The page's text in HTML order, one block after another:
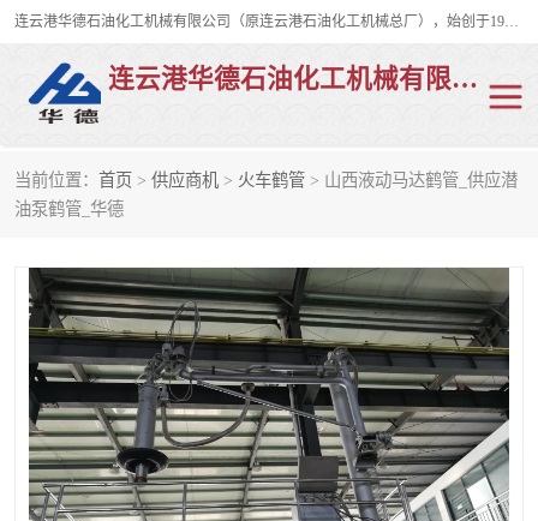
连云港华德石油化工机械有限公司（原连云港石油化工机械总厂），始创于1982年，是从事码头船用流体装卸臂、陆用流体装卸臂（鹤管）、活动梯、钢构平台、定量装车系统等全系列流体装卸设备的设计、制造、销售以及服务的专业供应商。
连云港华德石油化工机械有限公司
当前位置： 首页 > 供应商机 > 火车鹤管 > 山西液动马达鹤管_供应潜
油泵鹤管_华德
陆用流体装卸臂
液氨鹤管 液氯鹤管
LNG鹤管 活动梯
平台栈桥 卸车鹤管
装车鹤管 输油臂
紧急脱离干式接头 火车鹤管